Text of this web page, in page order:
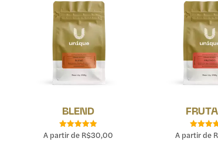
BLEND
Avaliação
A partir de R$30,00 A partir de